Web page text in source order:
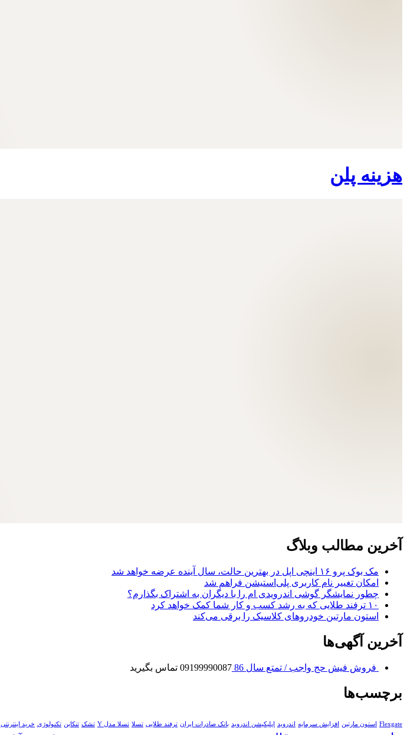
هزینه پلن
آخرین مطالب وبلاگ
مک بوک پرو ۱۶ اینچی اپل در بهترین حالت، سال آینده عرضه خواهد شد
امکان تغییر نام کاربری پلی‌استیشن فراهم شد
چطور نمایشگر گوشی اندرویدی ام را با دیگران به اشتراک بگذارم؟
۱۰ ترفند طلایی که به رشد کسب و کار شما کمک خواهد کرد
استون مارتین خودروهای کلاسیک را برقی می‌کند
آخرین آگهی‌ها
فروش فیش حج واجب / تمتع سال 86 09199990087 تماس بگیرید
برچسب‌ها
Flexgate استون مارتین افزایش سرمایه اندروید اپلیکیشن اندروید بانک صادرات ایران ترفند طلایی تسلا تسلا مدل Y تشک تنکابن تکنولوژی خرید اینترنتی